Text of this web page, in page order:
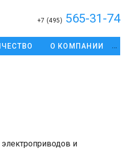
+7 (495) 565-31-74
О КОМПАНИИ
и